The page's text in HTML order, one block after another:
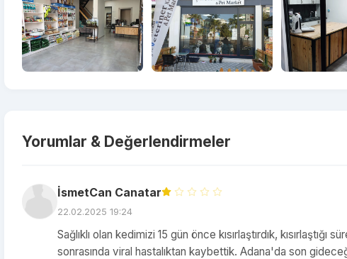
Yorumlar & Değerlendirmeler
İsmetCan Canatar
22.02.2025 19:24
Sağlıklı olan kedimizi 15 gün önce kısırlaştırdık,
sonrasında viral hastalıktan kaybettik. Adana'da son